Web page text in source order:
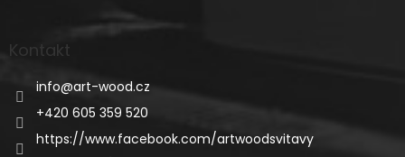
Kontakt
info@art-wood.cz
+420 605 359 520
https://www.facebook.com/artwoodsvitavy